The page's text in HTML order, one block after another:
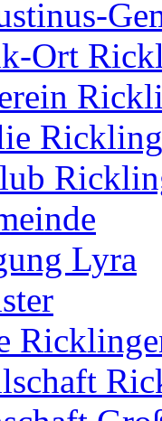
Ort
Lyra